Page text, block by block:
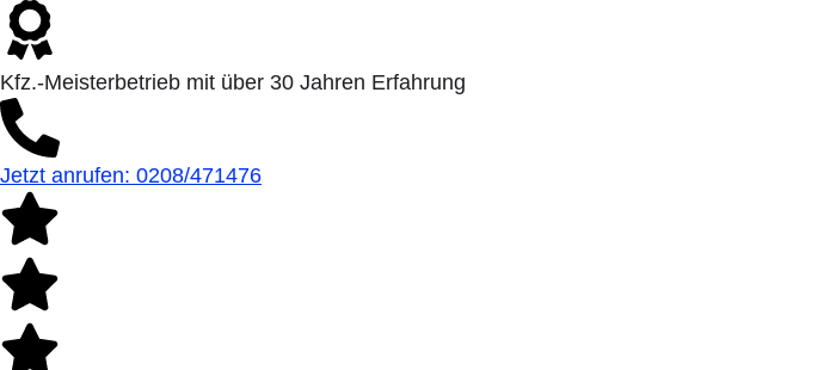
Kfz.-Meisterbetrieb mit über 30 Jahren Erfahrung
Jetzt anrufen: 0208/471476